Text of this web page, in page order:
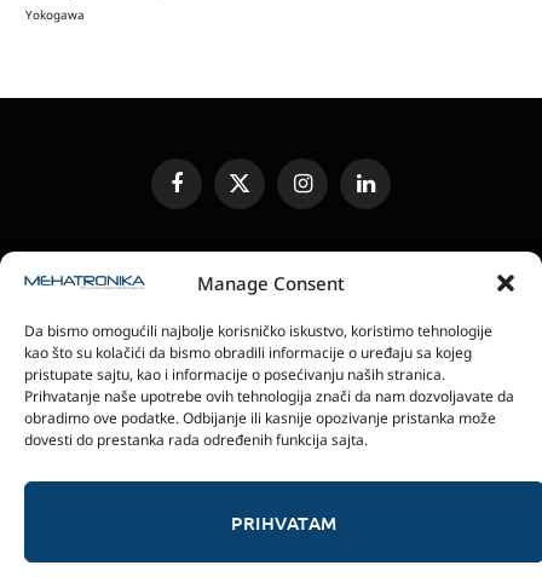
Manage Consent
Da bismo omogućili najbolje korisničko iskustvo, koristimo tehnologije
kao što su kolačići da bismo obradili informacije o uređaju sa kojeg
pristupate sajtu, kao i informacije o posećivanju naših stranica.
Prihvatanje naše upotrebe ovih tehnologija znači da nam dozvoljavate da
obradimo ove podatke. Odbijanje ili kasnije opozivanje pristanka može
dovesti do prestanka rada određenih funkcija sajta.
PRIHVATAM
Yokogawa
FacebookX
(Twitter)
InstagramLinkedIn
SLANJE JEDINICA ZA RECENZIJU
ELEKTRONSKA IZDANJA
POLITIKA PRIVATNOSTI
POLITIKA KOLAČIĆA
magazin Mehatronika - Agencija “Gomo Design”
Stanoja Glavaša 37, 26300 Vršac, Serbia
© 2026 magazin Mehatronika by Gomo Design.